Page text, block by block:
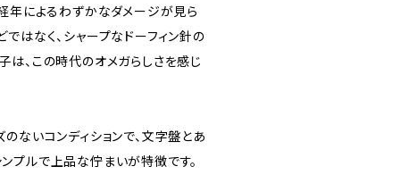
年によるわずかなダメージが見ら
はなく、シャープなドーフィン針の
、この時代のオメガらしさを感じ
ないコンディションで、文字盤とあ
プルで上品な佇まいが特徴です。